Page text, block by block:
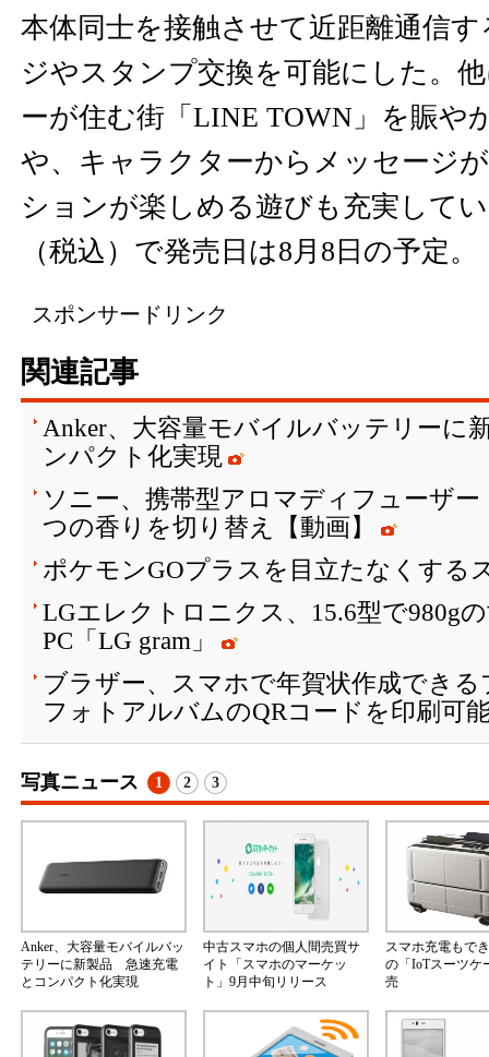
本体同士を接触させて近距離通信
ジやスタンプ交換を可能にした。
ーが住む街「LINE TOWN」を賑や
や、キャラクターからメッセージ
ションが楽しめる遊びも充実して
（税込）で発売日は8月8日の予定。
スポンサードリンク
関連記事
Anker、大容量モバイルバッテリー
ンパクト化実現
ソニー、携帯型アロマディフューザ
つの香りを切り替え【動画】
ポケモンGOプラスを目立たなくする
LGエレクトロニクス、15.6型で980g
PC「LG gram」
ブラザー、スマホで年賀状作成でき
フォトアルバムのQRコードを印刷可
写真ニュース 1 2 3
Anker、大容量モバイルバッ
テリーに新製品 急速充電
とコンパクト化実現
中古スマホの個人間売買サ
イト「スマホのマーケッ
ト」9月中旬リリース
スマホ充電もで
の「IoTスーツケ
売